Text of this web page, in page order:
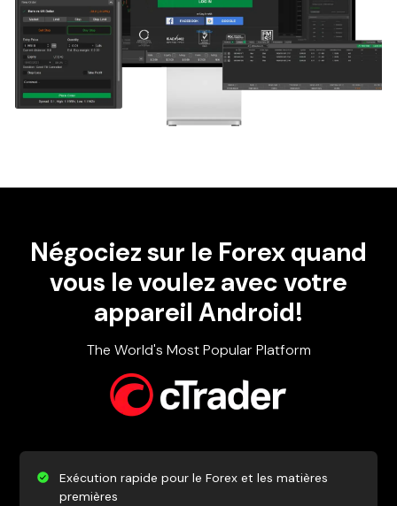
Négociez sur le Forex quand
vous le voulez avec votre
appareil Android!
The World's Most Popular Platform
Exécution rapide pour le Forex et les matières
premières